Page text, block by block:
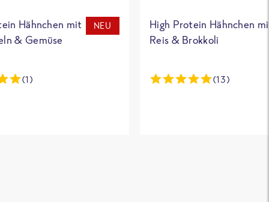
Hähnchen mit
& Gemüse
NEU
(1)
High Protein Hähnchen
Reis & Brokkoli
(13)